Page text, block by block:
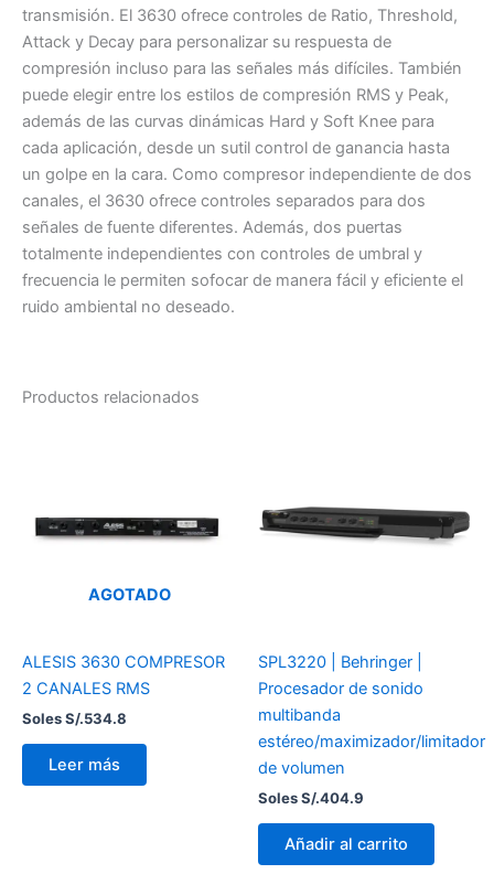
transmisión. El 3630 ofrece controles de Ratio, Threshold,
Attack y Decay para personalizar su respuesta de
compresión incluso para las señales más difíciles. También
puede elegir entre los estilos de compresión RMS y Peak,
además de las curvas dinámicas Hard y Soft Knee para
cada aplicación, desde un sutil control de ganancia hasta
un golpe en la cara. Como compresor independiente de dos
canales, el 3630 ofrece controles separados para dos
señales de fuente diferentes. Además, dos puertas
totalmente independientes con controles de umbral y
frecuencia le permiten sofocar de manera fácil y eficiente el
ruido ambiental no deseado.
Productos relacionados
AGOTADO
ALESIS 3630 COMPRESOR
2 CANALES RMS
Soles S/.534.8
Leer más
SPL3220 | Behringer |
Procesador de sonido
multibanda
estéreo/maximizador/limitador
de volumen
Soles S/.404.9
Añadir al carrito